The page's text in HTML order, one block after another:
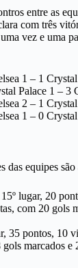
entre as
com três
vez e uma
1 – 1
Palace 1 – 3
2 – 1
1 – 0
das equipes são
15º lugar, 20
com 20 gols
35 pontos, 10
marcados e